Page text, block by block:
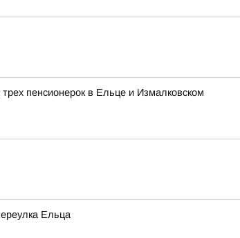
пенсионерок в Ельце и Измалковском
Ельца